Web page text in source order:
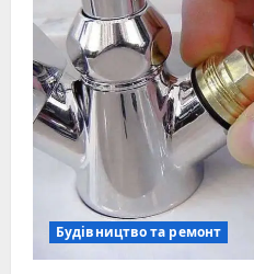
Будівництво та ремонт